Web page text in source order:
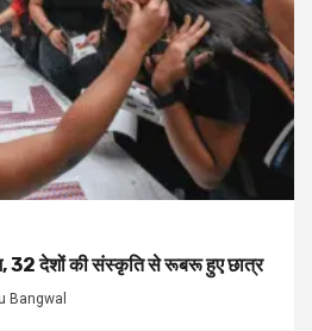
32 देशों की संस्कृति से रूबरू हुए छात्र
Bangwal